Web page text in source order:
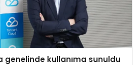
genelinde kullanıma sunuldu